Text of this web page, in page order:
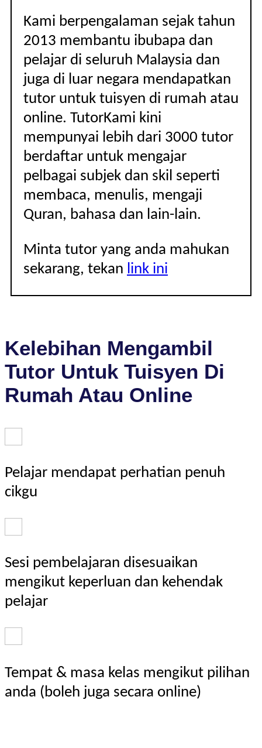
Kami berpengalaman sejak tahun
2013 membantu ibubapa dan
pelajar di seluruh Malaysia dan
juga di luar negara mendapatkan
tutor untuk tuisyen di rumah atau
online. TutorKami kini
mempunyai lebih dari 3000 tutor
berdaftar untuk mengajar
pelbagai subjek dan skil seperti
membaca, menulis, mengaji
Quran, bahasa dan lain-lain.
Minta tutor yang anda mahukan
sekarang, tekan link ini
Kelebihan Mengambil
Tutor Untuk Tuisyen Di
Rumah Atau Online
Pelajar mendapat perhatian penuh
cikgu
Sesi pembelajaran disesuaikan
mengikut keperluan dan kehendak
pelajar
Tempat & masa kelas mengikut pilihan
anda (boleh juga secara online)